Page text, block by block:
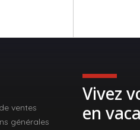
ventes
générales
Vivez
en